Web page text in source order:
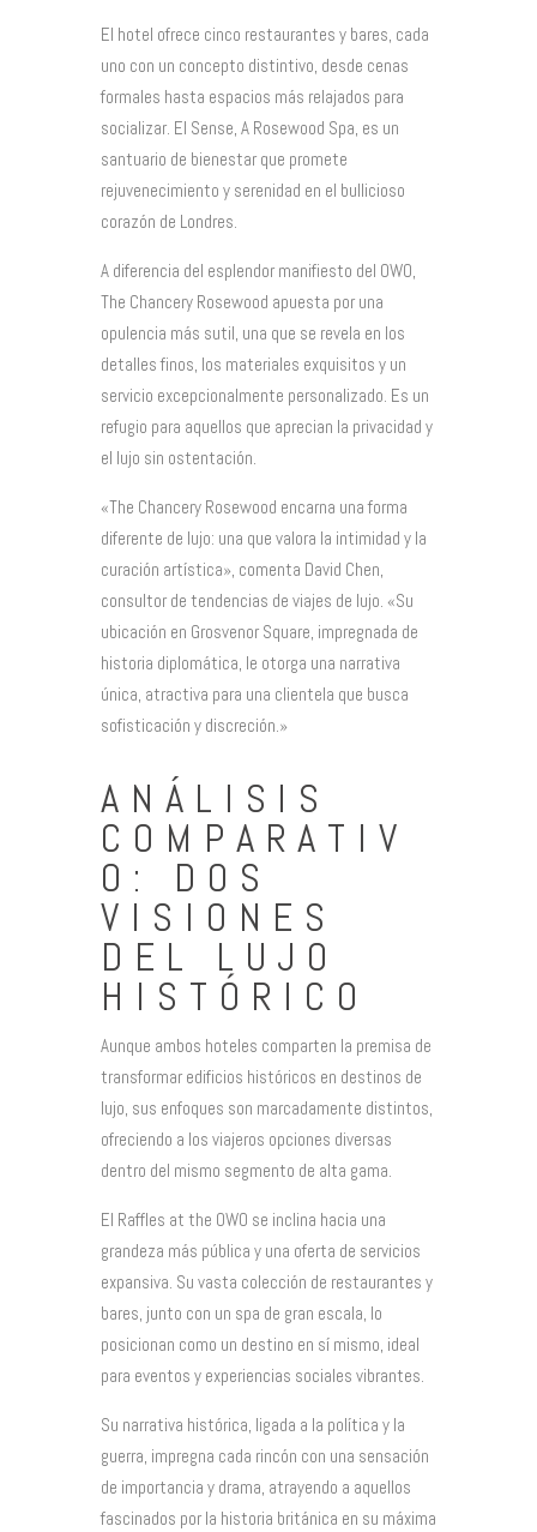
El hotel ofrece cinco restaurantes y bares, cada
uno con un concepto distintivo, desde cenas
formales hasta espacios más relajados para
socializar. El Sense, A Rosewood Spa, es un
santuario de bienestar que promete
rejuvenecimiento y serenidad en el bullicioso
corazón de Londres.
A diferencia del esplendor manifiesto del OWO,
The Chancery Rosewood apuesta por una
opulencia más sutil, una que se revela en los
detalles finos, los materiales exquisitos y un
servicio excepcionalmente personalizado. Es un
refugio para aquellos que aprecian la privacidad y
el lujo sin ostentación.
«The Chancery Rosewood encarna una forma
diferente de lujo: una que valora la intimidad y la
curación artística», comenta David Chen,
consultor de tendencias de viajes de lujo. «Su
ubicación en Grosvenor Square, impregnada de
historia diplomática, le otorga una narrativa
única, atractiva para una clientela que busca
sofisticación y discreción.»
ANÁLISIS
COMPARATIV
O: DOS
VISIONES
DEL LUJO
HISTÓRICO
Aunque ambos hoteles comparten la premisa de
transformar edificios históricos en destinos de
lujo, sus enfoques son marcadamente distintos,
ofreciendo a los viajeros opciones diversas
dentro del mismo segmento de alta gama.
El Raffles at the OWO se inclina hacia una
grandeza más pública y una oferta de servicios
expansiva. Su vasta colección de restaurantes y
bares, junto con un spa de gran escala, lo
posicionan como un destino en sí mismo, ideal
para eventos y experiencias sociales vibrantes.
Su narrativa histórica, ligada a la política y la
guerra, impregna cada rincón con una sensación
de importancia y drama, atrayendo a aquellos
fascinados por la historia británica en su máxima